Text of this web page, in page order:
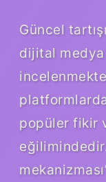
Güncel
dijital
popüler fikir